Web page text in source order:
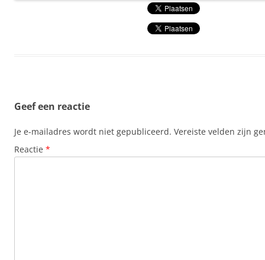
Geef een reactie
Je e-mailadres wordt niet gepubliceerd. Vereiste velden zijn
Reactie *